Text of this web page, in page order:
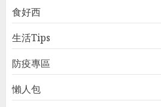
食好西
生活Tips
防疫專區
懶人包